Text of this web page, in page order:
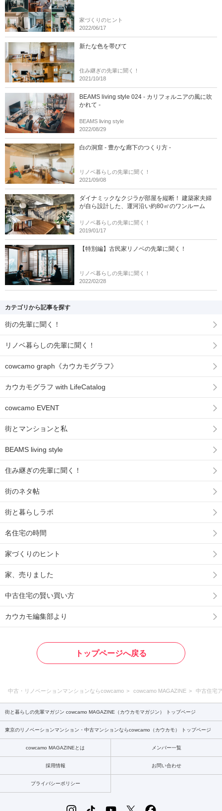
家づくりのヒント
2022/06/17
新たな色を帯びて
住み継ぎの先輩に聞く！
2021/10/18
BEAMS living style 024 - カリフォルニアの風に吹
かれて -
BEAMS living style
2022/08/29
白の洞窟 - 豊かな廊下のつくり方 -
リノベ暮らしの先輩に聞く！
2021/09/08
ダイナミックなクジラが部屋を縦断！ 建築家夫婦
が自ら設計した、運河沿い約80㎡のワンルーム
リノベ暮らしの先輩に聞く！
2019/01/17
【特別編】古民家リノベの先輩に聞く！
リノベ暮らしの先輩に聞く！
2022/02/28
カテゴリから記事を探す
街の先輩に聞く！
リノベ暮らしの先輩に聞く！
cowcamo graph《カウカモグラフ》
カウカモグラフ with LifeCatalog
cowcamo EVENT
街とマンションと私
BEAMS living style
住み継ぎの先輩に聞く！
街のネタ帖
街と暮らしラボ
名住宅の時間
家づくりのヒント
家、売りました
中古住宅の賢い買い方
カウカモ編集部より
トップページへ戻る
中古・リノベーションマンションならcowcamo cowcamo MAGAZINE 中古住宅
街と暮らしの先輩マガジン cowcamo MAGAZINE（カウカモマガジン） トップページ
東京のリノベーションマンション・中古マンションならcowcamo（カウカモ） トップページ
cowcamo MAGAZINEとは メンバー一覧
採用情報 お問い合わせ
プライバシーポリシー